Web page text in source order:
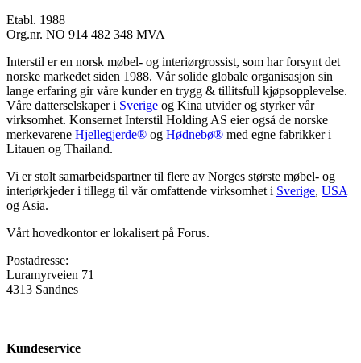
Etabl. 1988
Org.nr. NO 914 482 348 MVA
Interstil er en norsk møbel- og interiørgrossist, som har forsynt det
norske markedet siden 1988. Vår solide globale organisasjon sin
lange erfaring gir våre kunder en trygg & tillitsfull kjøpsopplevelse.
Våre datterselskaper i Sverige og Kina utvider og styrker vår
virksomhet. Konsernet Interstil Holding AS eier også de norske
merkevarene Hjellegjerde® og Hødnebø® med egne fabrikker i
Litauen og Thailand.
Vi er stolt samarbeidspartner til flere av Norges største møbel- og
interiørkjeder i tillegg til vår omfattende virksomhet i Sverige, USA
og Asia.
Vårt hovedkontor er lokalisert på Forus.
Postadresse:
Luramyrveien 71
4313 Sandnes
Kundeservice